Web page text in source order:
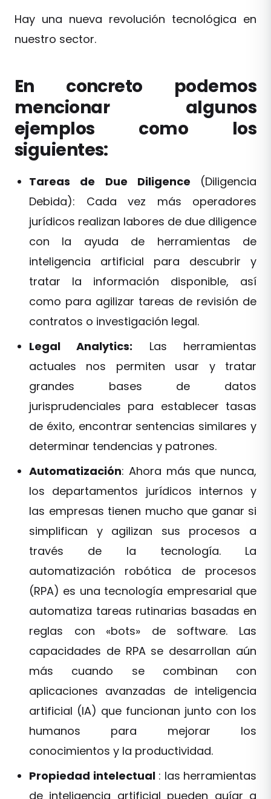
Hay una nueva revolución tecnológica en
nuestro sector.
En concreto podemos
mencionar algunos
ejemplos como los
siguientes:
Tareas de Due Diligence (Diligencia
Debida): Cada vez más operadores
jurídicos realizan labores de due diligence
con la ayuda de herramientas de
inteligencia artificial para descubrir y
tratar la información disponible, así
como para agilizar tareas de revisión de
contratos o investigación legal.
Legal Analytics: Las herramientas
actuales nos permiten usar y tratar
grandes bases de datos
jurisprudenciales para establecer tasas
de éxito, encontrar sentencias similares y
determinar tendencias y patrones.
Automatización: Ahora más que nunca,
los departamentos jurídicos internos y
las empresas tienen mucho que ganar si
simplifican y agilizan sus procesos a
través de la tecnología. La
automatización robótica de procesos
(RPA) es una tecnología empresarial que
automatiza tareas rutinarias basadas en
reglas con «bots» de software. Las
capacidades de RPA se desarrollan aún
más cuando se combinan con
aplicaciones avanzadas de inteligencia
artificial (IA) que funcionan junto con los
humanos para mejorar los
conocimientos y la productividad.
Propiedad intelectual: las herramientas
de inteligencia artificial pueden guíar a